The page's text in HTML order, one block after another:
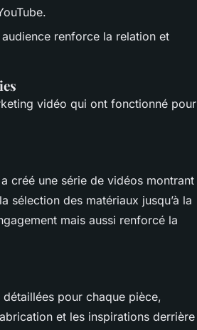
renforce la relation et
vidéo qui ont fonctionné pour
créé une série de vidéos montrant
sélection des matériaux jusqu’à la
mais aussi renforcé la
pour chaque pièce,
et les inspirations derrière